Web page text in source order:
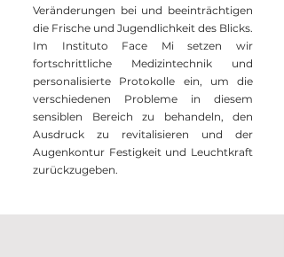
Veränderungen bei und beeinträchtigen
die Frische und Jugendlichkeit des Blicks.
Im Instituto Face Mi setzen wir
fortschrittliche Medizintechnik und
personalisierte Protokolle ein, um die
verschiedenen Probleme in diesem
sensiblen Bereich zu behandeln, den
Ausdruck zu revitalisieren und der
Augenkontur Festigkeit und Leuchtkraft
zurückzugeben.